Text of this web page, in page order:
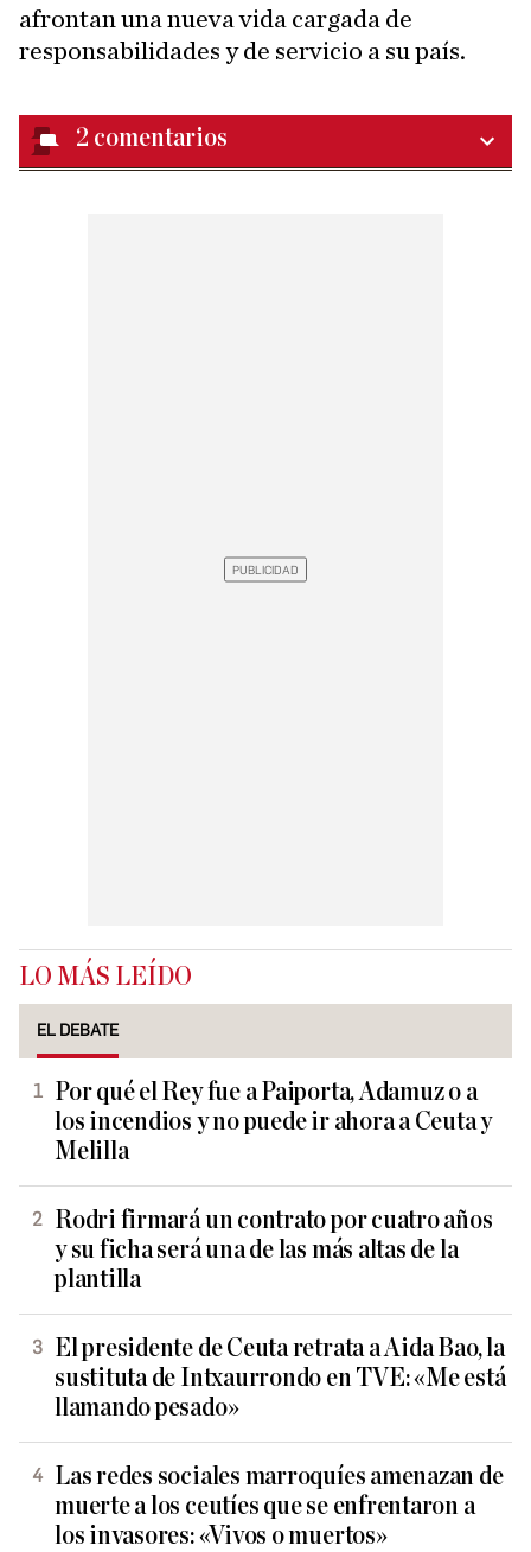
afrontan una nueva vida cargada de
responsabilidades y de servicio a su país.
2 comentarios
LO MÁS LEÍDO
EL DEBATE
Por qué el Rey fue a Paiporta, Adamuz o a
los incendios y no puede ir ahora a Ceuta y
Melilla
Rodri firmará un contrato por cuatro años
y su ficha será una de las más altas de la
plantilla
El presidente de Ceuta retrata a Aida Bao, la
sustituta de Intxaurrondo en TVE: «Me está
llamando pesado»
Las redes sociales marroquíes amenazan de
muerte a los ceutíes que se enfrentaron a
los invasores: «Vivos o muertos»